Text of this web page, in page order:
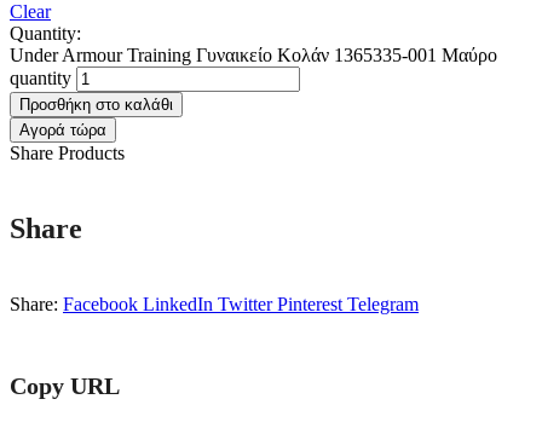
Clear
Quantity:
Under Armour Training Γυναικείο Κολάν 1365335-001 Μαύρο
quantity
Προσθήκη στο καλάθι
Αγορά τώρα
Share Products
Share
Share: Facebook LinkedIn Twitter Pinterest Telegram
Copy URL